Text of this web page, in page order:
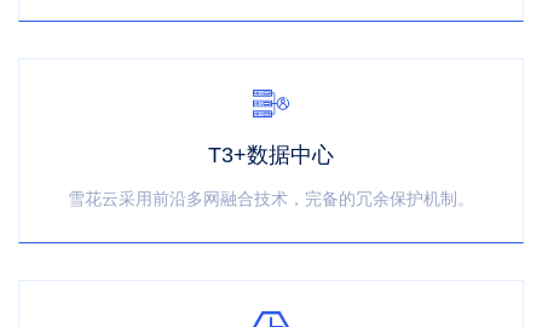
T3+数据中心
雪花云采用前沿多网融合技术，完备的冗余保护机制。